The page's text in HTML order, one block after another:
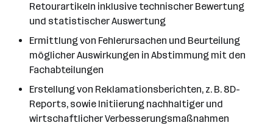
Retourartikeln inklusive technischer Bewertung
und statistischer Auswertung
Ermittlung von Fehlerursachen und Beurteilung
möglicher Auswirkungen in Abstimmung mit den
Fachabteilungen
Erstellung von Reklamationsberichten, z. B. 8D-
Reports, sowie Initiierung nachhaltiger und
wirtschaftlicher Verbesserungsmaßnahmen